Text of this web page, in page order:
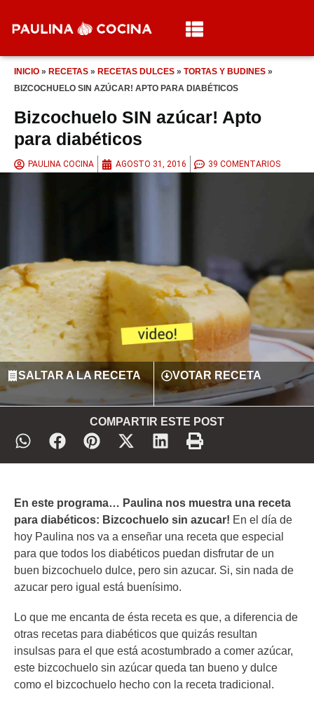
INICIO » RECETAS » RECETAS DULCES » TORTAS Y BUDINES »
BIZCOCHUELO SIN AZÚCAR! APTO PARA DIABÉTICOS
Bizcochuelo SIN azúcar! Apto
para diabéticos
PAULINA COCINA AGOSTO 31, 2016 39 COMENTARIOS
SALTAR A LA RECETA VOTAR RECETA
COMPARTIR ESTE POST
En este programa… Paulina nos muestra una receta
para diabéticos: Bizcochuelo sin azucar! En el día de
hoy Paulina nos va a enseñar una receta que especial
para que todos los diabéticos puedan disfrutar de un
buen bizcochuelo dulce, pero sin azucar. Si, sin nada de
azucar pero igual está buenísimo.
Lo que me encanta de ésta receta es que, a diferencia de
otras recetas para diabéticos que quizás resultan
insulsas para el que está acostumbrado a comer azúcar,
este bizcochuelo sin azúcar queda tan bueno y dulce
como el bizcochuelo hecho con la receta tradicional.